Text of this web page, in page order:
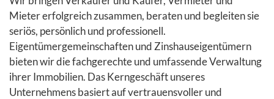
Mieter erfolgreich zusammen, beraten und begleiten sie
seriös, persönlich und professionell.
Eigentümergemeinschaften und Zinshauseigentümern
bieten wir die fachgerechte und umfassende Verwaltung
ihrer Immobilien. Das Kerngeschäft unseres
Unternehmens basiert auf vertrauensvoller und